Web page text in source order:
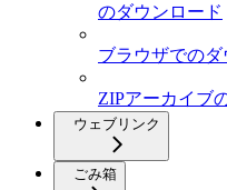
のダウンロード
ブラウザでのダ
ZIPアーカイブ
ウェブリンク
ごみ箱